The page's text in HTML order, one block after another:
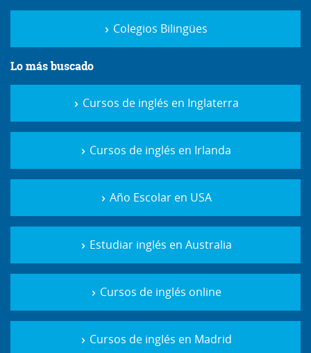
Colegios Bilingües
Lo más buscado
Cursos de inglés en Inglaterra
Cursos de inglés en Irlanda
Año Escolar en USA
Estudiar inglés en Australia
Cursos de inglés online
Cursos de inglés en Madrid